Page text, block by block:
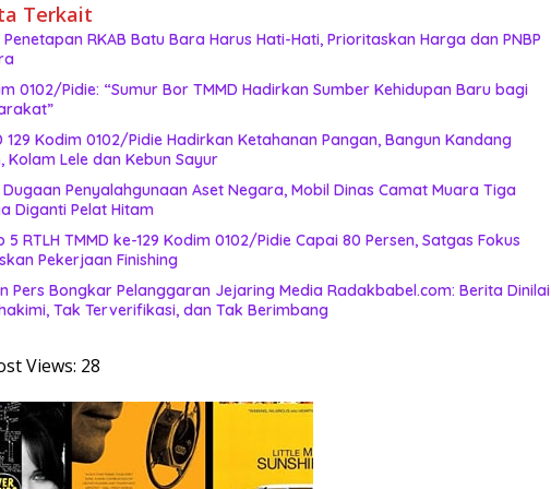
Terkait
Penetapan RKAB Batu Bara Harus Hati-Hati, Prioritaskan Harga dan PNBP
0102/Pidie: “Sumur Bor TMMD Hadirkan Sumber Kehidupan Baru bagi
129 Kodim 0102/Pidie Hadirkan Ketahanan Pangan, Bangun Kandang
Kolam Lele dan Kebun Sayur
Penyalahgunaan Aset Negara, Mobil Dinas Camat Muara Tiga
Diganti Pelat Hitam
5 RTLH TMMD ke-129 Kodim 0102/Pidie Capai 80 Persen, Satgas Fokus
Pekerjaan Finishing
Pers Bongkar Pelanggaran Jejaring Media Radakbabel.com: Berita Dinilai
Tak Terverifikasi, dan Tak Berimbang
Views: 28